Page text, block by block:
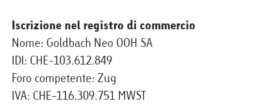
Iscrizione nel registro di commercio
Nome: Goldbach Neo OOH SA
IDI: CHE-103.612.849
Foro competente: Zug
IVA: CHE-116.309.751 MWST